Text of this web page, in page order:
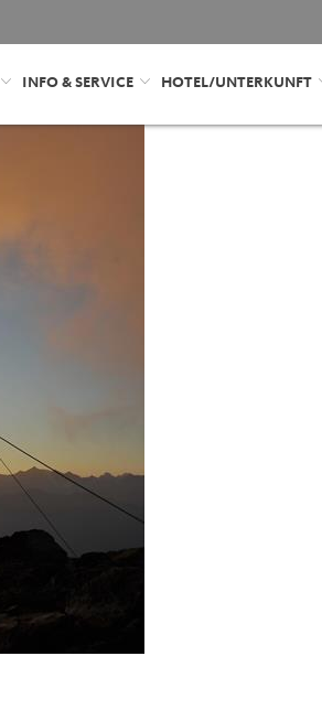
INFO & SERVICE HOTEL/UNTERKUNFT